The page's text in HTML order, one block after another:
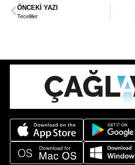
ÖNCEKI YAZI
Tecelliler